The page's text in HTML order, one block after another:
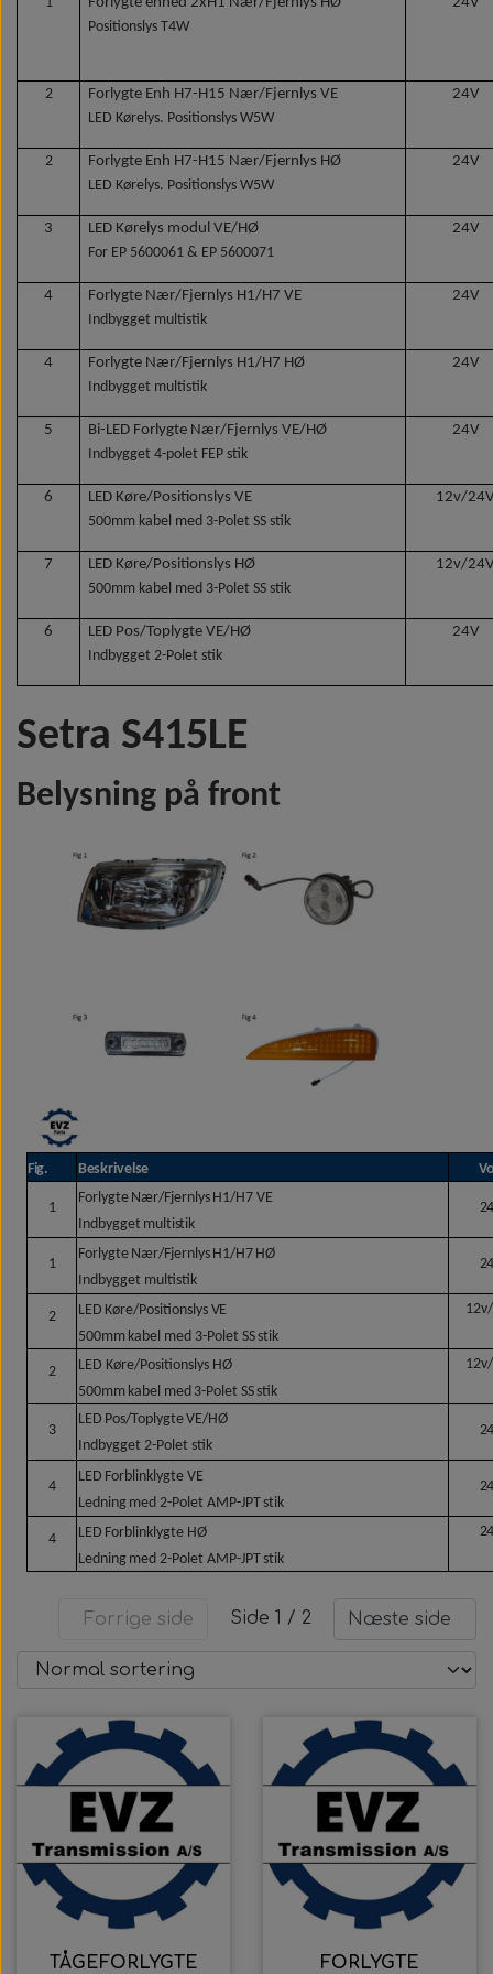
Sidemarkeringslygter
Bøjninger 45° - olie- og kemikalie bestandig
Bøjninger 90° - olie- og kemikalie bestandig
Turbo & Intercooler silicone slanger
Slangesamlere
Spejlsystemer & fittings
Spejlsystemer & fittings
Spejlsystemer & fittings
Spejlsystemer & fittings
Spejlsystemer & fittings
F. VDL
El. Justerbare sidespejle & fittings
F. Volvo
Spejlarme & fittings
Manuelt justerbare spejle, spejlarme & fittings
Spejlsystemer & fittings f. Volvo 9700/9900
Indvendige spejle
Multistik sæt
Nødhammere
Sporstænger / Styrestænger
Spændebånd
Ventiler
Wabco wabcothyl
Positionslys T4W
2
Forlygte Enh H7-H15 Nær/Fjernlys VE
LED Kørelys. Positionslys W5W
24V
2
Forlygte Enh H7-H15 Nær/Fjernlys HØ
LED Kørelys. Positionslys W5W
24V
3
LED Kørelys modul VE/HØ
For EP 5600061 & EP 5600071
24V
4
Forlygte Nær/Fjernlys H1/H7 VE
Indbygget multistik
24V
4
Forlygte Nær/Fjernlys H1/H7 HØ
Indbygget multistik
24V
5
Bi-LED Forlygte Nær/Fjernlys VE/HØ
Indbygget 4-polet FEP stik
24V
6
LED Køre/Positionslys VE
500mm kabel med 3-Polet SS stik
12v/
7
LED Køre/Positionslys HØ
500mm kabel med 3-Polet SS stik
12v/
6
LED Pos/Toplygte VE/HØ
Indbygget 2-Polet stik
24V
Setra S415LE
Belysning på front
Fig. Beskrivelse
1
Forlygte Nær/Fjernlys H1/H7 VE
Indbygget multistik
1
Forlygte Nær/Fjernlys H1/H7 HØ
Indbygget multistik
2 LED Køre/Positionslys VE
500mm kabel med 3-Polet SSstik
2
LED Køre/Positionslys HØ
500mm kabel med 3-Polet SSstik
3
LED Pos/ToplygteVE/HØ
Indbygget 2-Polet stik
4
LED Forblinklygte VE
Ledning med 2-Polet AMP-JPTstik
4 LED Forblinklygte HØ
Ledning med 2-Polet AMP-JPTstik
Forrige side Side 1 / 2 Næste side
TÅGEFORLYGTE FORLYGTE